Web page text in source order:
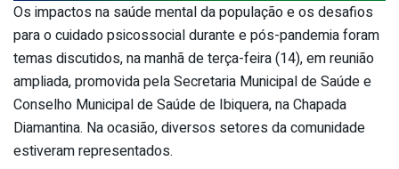
Os impactos na saúde mental da população e os desafios
para o cuidado psicossocial durante e pós-pandemia foram
temas discutidos, na manhã de terça-feira (14), em reunião
ampliada, promovida pela Secretaria Municipal de Saúde e
Conselho Municipal de Saúde de Ibiquera, na Chapada
Diamantina. Na ocasião, diversos setores da comunidade
estiveram representados.